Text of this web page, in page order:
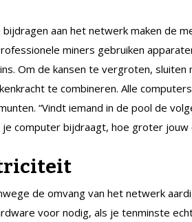
aan het netwerk maken de
miners gebruiken
Om de kansen te vergroten,
te combineren. Alle
“Vindt iemand in de pool de
computer bijdraagt, hoe groter jouw
de omvang van het netwerk
voor nodig, als je tenminste